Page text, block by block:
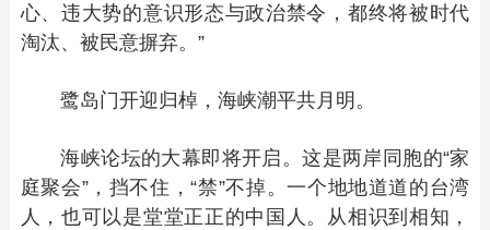
心、违大势的意识形态与政治禁令，都终将被时代
淘汰、被民意摒弃。”
鹭岛门开迎归棹，海峡潮平共月明。
海峡论坛的大幕即将开启。这是两岸同胞的“家
庭聚会”，挡不住，“禁”不掉。一个地地道道的台湾
人，也可以是堂堂正正的中国人。从相识到相知，